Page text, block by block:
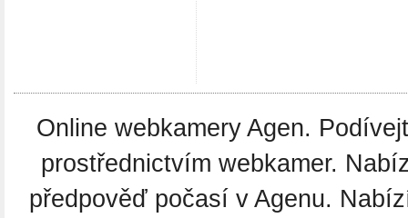
Online webkamery Agen.
prostřednictvím webkamer.
předpověď počasí v Agenu.